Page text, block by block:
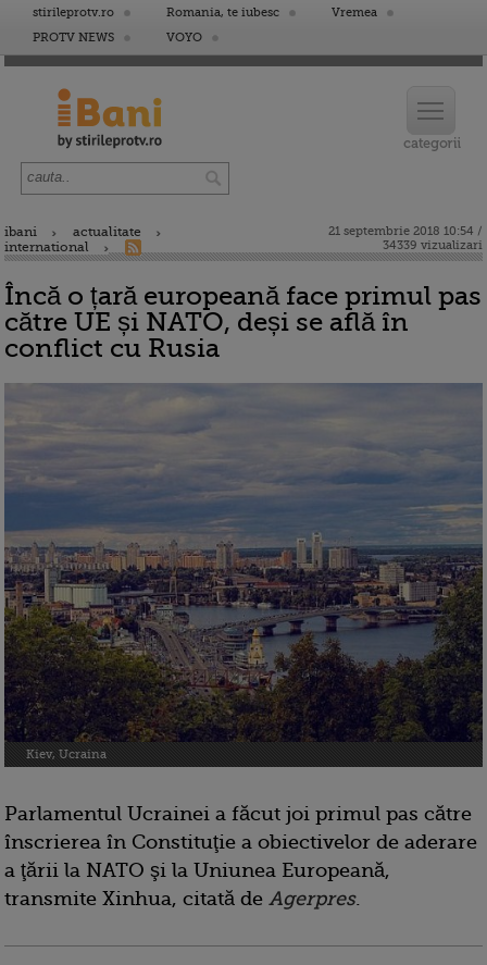
stirileprotv.ro Romania, te iubesc
Vremea
PROTV NEWS
VOYO
ibani
actualitate
international
21 septembrie 2018 10:54 /
34339 vizualizari
Încă o țară europeană face primul pas
către UE și NATO, deși se află în
conflict cu Rusia
Kiev, Ucraina
Parlamentul Ucrainei a făcut joi primul pas către
înscrierea în Constituţie a obiectivelor de aderare
a ţării la NATO şi la Uniunea Europeană,
transmite Xinhua, citată de Agerpres.